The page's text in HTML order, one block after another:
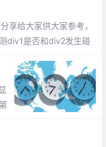
享给大家供大家参考，
div1是否和div2发生碰